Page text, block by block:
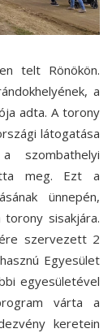
telt Rönökön.
a
adta. A torony
látogatása
szombathelyi
meg. Ezt a
ünnepén,
sisakjára.
szervezett 2
Egyesület
egyesületével
várta a
keretein